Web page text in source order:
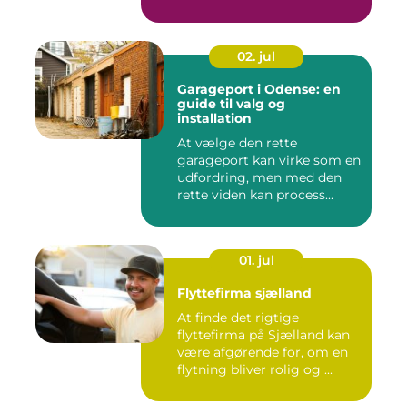
02. jul
Garageport i Odense: en
guide til valg og
installation
At vælge den rette
garageport kan virke som en
udfordring, men med den
rette viden kan process...
01. jul
Flyttefirma sjælland
At finde det rigtige
flyttefirma på Sjælland kan
være afgørende for, om en
flytning bliver rolig og ...